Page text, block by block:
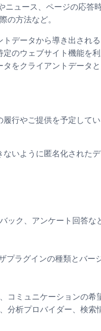
ュース、ページの応答
方法など。
データから導き出され
のウェブサイト機能を
をクライアントデータ
行やご提供を予定して
いように匿名化されたデ
ク、アンケート回答な
ラグインの種類とバー
ミュニケーションの希
分析プロバイダー、検索